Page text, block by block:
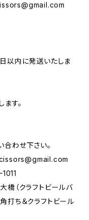
以内に発送いたしま
す。
合わせ下さい。
橋（クラフトビールバ
打ち＆クラフトビール